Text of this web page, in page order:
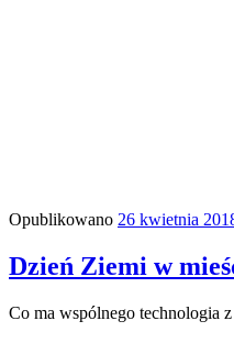
Opublikowano 26 kwietnia
Dzień Ziemi w
Co ma wspólnego technologia